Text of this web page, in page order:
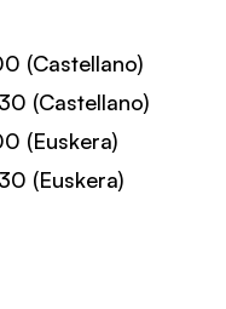
(Castellano)
(Castellano)
(Euskera)
(Euskera)